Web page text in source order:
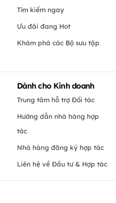
Tìm kiếm ngay
Ưu đãi đang Hot
Khám phá các Bộ sưu tập
Dành cho Kinh doanh
Trung tâm hỗ trợ Đối tác
Hướng dẫn nhà hàng hợp
tác
Nhà hàng đăng ký hợp tác
Liên hệ về Đầu tư & Hợp tác